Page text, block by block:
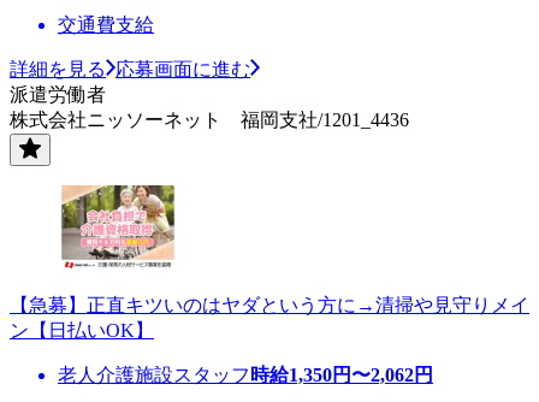
交通費支給
詳細を見る
応募画面に進む
派遣労働者
株式会社ニッソーネット 福岡支社/1201_4436
【急募】正直キツいのはヤダという方に→清掃や見守りメイ
ン【日払いOK】
老人介護施設スタッフ 時給1,350円〜2,062円